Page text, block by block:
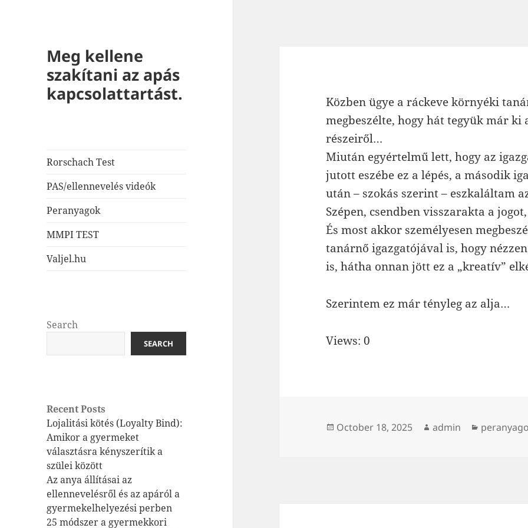
Meg kellene
szakítani az apás
kapcsolattartást.
Rorschach Test
PAS/ellennevelés videók
Peranyagok
MMPI TEST
Valjel.hu
Search
SEARCH
Recent Posts
Lojalitási kötés (Loyalty Bind):
Amikor a gyermeket
választásra kényszerítik a
szülei között
Az anya állításai az
ellennevelésről és az apáról a
gyermekelhelyezési perben
25 módszer a gyermekkori
Közben ügye a ráckeve környéki
megbeszélte, hogy hát tegyük már ki
részeiről…
Miután egyértelmű lett, hogy az
jutott eszébe ez a lépés, a második
után – szokás szerint – eszkaláltam
Szépen, csendben visszarakta a
És most akkor személyesen
tanárnő igazgatójával is, hogy
is, hátha onnan jött ez a „kreatív”
Szerintem ez már tényleg az alja…
Views: 0
Posted
October 18, 2025 Author
admin Categories